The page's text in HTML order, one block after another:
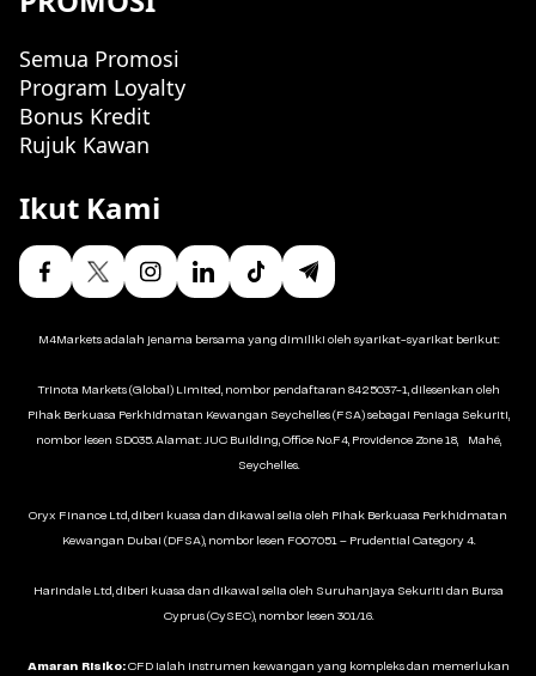
Semua Promosi
Program Loyalty
Bonus Kredit
Rujuk Kawan
Ikut Kami
M4Markets adalah jenama bersama yang dimiliki oleh syarikat-syarikat berikut:
Trinota Markets (Global) Limited, nombor pendaftaran 8425037-1, dilesenkan oleh
Pihak Berkuasa Perkhidmatan Kewangan Seychelles (FSA) sebagai Peniaga Sekuriti,
nombor lesen SD035. Alamat: JUC Building, Office No.F4, Providence Zone 18, Mahé,
Seychelles.
Oryx Finance Ltd, diberi kuasa dan dikawal selia oleh Pihak Berkuasa Perkhidmatan
Kewangan Dubai (DFSA), nombor lesen F007051 – Prudential Category 4.
Harindale Ltd, diberi kuasa dan dikawal selia oleh Suruhanjaya Sekuriti dan Bursa
Cyprus (CySEC), nombor lesen 301/16.
Amaran Risiko:CFD ialah instrumen kewangan yang kompleks dan memerlukan